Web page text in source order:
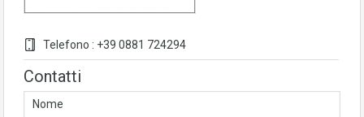
Telefono : +39 0881 724294
Contatti